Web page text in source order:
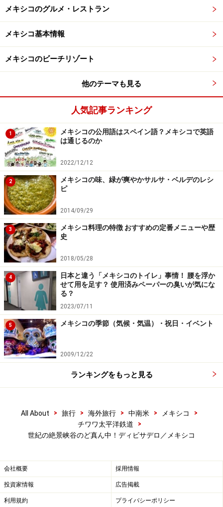
名物ピエドラ・ボラーダという動く石。危険なので真似しな
ロープウェイで峡谷の奥地へいける
銅峡谷は国立公園になっていて、旅行者でも散策しやす
い遊歩道が整備されており、歩きながら峡谷の絶景が楽
しめます。遊歩道のいたるところに、展望台がありま
す。また、乗馬ツアーも行われています。
ロッククライミングやジップラインもできる（C）Secretaria
de Turismo Chihuahua
ディビサデロ駅から徒歩15分ほどの銅峡谷アドベンチャ
ー・パーク（パルケ・デ・アベントゥラ・バランカス・
デル・コブレ＝Parque de aventura Barrancas del
cobre）では、ロープウェイ（往復250メキシコペソ）
や、ジップライン（600メキシコペソ）、ロッククライ
ミング（450メキシコペソ）、イベントが開催される野
外ステージ、峡谷を一望できるレストランがあります。
観光客の訪れるスポットには、先住民族タラウマラの
人々の民芸品販売の露店がたくさん出ています。
※記事内容は執筆時点のものです。最新の内容をご確認くださ
※海外を訪れる際には最新情報の入手に努め、「外務省 海外安全
メキシコのグルメ・レストラン
メキシコ基本情報
メキシコのビーチリゾート
他のテーマも見る
人気記事ランキング
1
メキシコの公用語はスペイン語？メキシコで英語
は通じるのか
2022/12/12
2
メキシコの味、緑が爽やかサルサ・ベルデのレシ
ピ
2014/09/29
3
メキシコ料理の特徴 おすすめの定番メニューや歴
史
2018/05/28
4
日本と違う「メキシコのトイレ」事情！ 腰を浮か
せて用を足す？ 使用済みペーパーの臭いが気にな
る？
2023/07/11
5 メキシコの季節（気候・気温）・祝日・イベント
2009/12/22
ランキングをもっと見る
All About > 旅行 > 海外旅行 > 中南米 > メキシコ
>
チワワ太平洋鉄道
>
世紀の絶景峡谷のど真ん中！ディビサデロ／メキシコ
会社概要 採用情報
投資家情報 広告掲載
利用規約 プライバシーポリシー